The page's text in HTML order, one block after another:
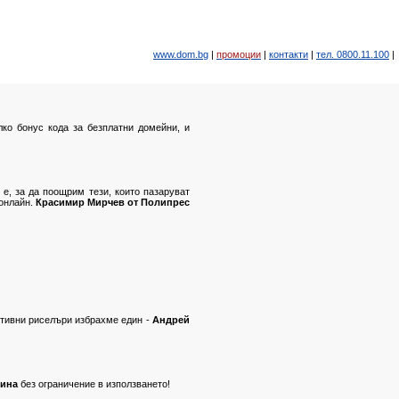
www.dom.bg | промоции | контакти | тел. 0800.11.100 |
бонус кода за безплатни домейни, и
за да поощрим тези, които пазаруват
Красимир Мирчев от Полипрес
риселъри избрахме един - Андрей
без ограничение в използването!